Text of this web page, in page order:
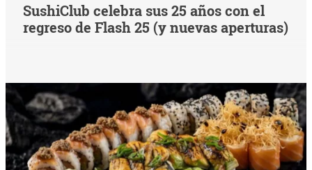
SushiClub celebra sus 25 años con el
regreso de Flash 25 (y nuevas aperturas)